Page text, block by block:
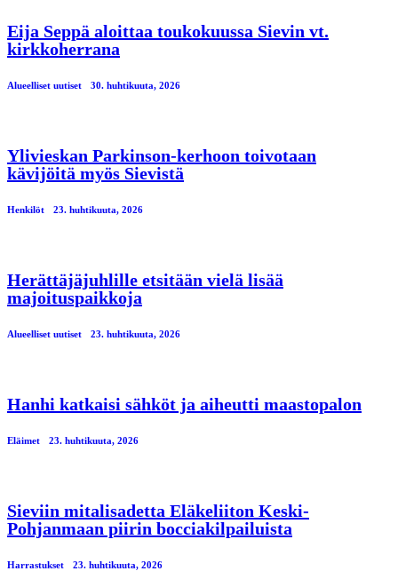
Eija Seppä aloittaa toukokuussa Sievin vt.
kirkkoherrana
Alueelliset uutiset 30. huhtikuuta, 2026
Ylivieskan Parkinson-kerhoon toivotaan
kävijöitä myös Sievistä
Henkilöt 23. huhtikuuta, 2026
Herättäjäjuhlille etsitään vielä lisää
majoituspaikkoja
Alueelliset uutiset 23. huhtikuuta, 2026
Hanhi katkaisi sähköt ja aiheutti maastopalon
Eläimet 23. huhtikuuta, 2026
Sieviin mitalisadetta Eläkeliiton Keski-
Pohjanmaan piirin bocciakilpailuista
Harrastukset 23. huhtikuuta, 2026